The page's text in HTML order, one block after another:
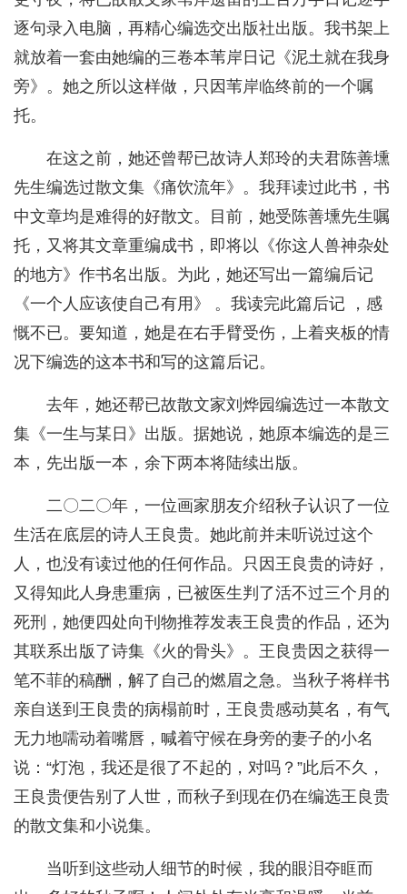
逐句录入电脑，再精心编选交出版社出版。我书架上
就放着一套由她编的三卷本苇岸日记《泥土就在我身
旁》。她之所以这样做，只因苇岸临终前的一个嘱
托。
在这之前，她还曾帮已故诗人郑玲的夫君陈善壎
先生编选过散文集《痛饮流年》。我拜读过此书，书
中文章均是难得的好散文。目前，她受陈善壎先生嘱
托，又将其文章重编成书，即将以《你这人兽神杂处
的地方》作书名出版。为此，她还写出一篇编后记
《一个人应该使自己有用》 。我读完此篇后记 ，感
慨不已。要知道，她是在右手臂受伤，上着夹板的情
况下编选的这本书和写的这篇后记。
去年，她还帮已故散文家刘烨园编选过一本散文
集《一生与某日》出版。据她说，她原本编选的是三
本，先出版一本，余下两本将陆续出版。
二〇二〇年，一位画家朋友介绍秋子认识了一位
生活在底层的诗人王良贵。她此前并未听说过这个
人，也没有读过他的任何作品。只因王良贵的诗好，
又得知此人身患重病，已被医生判了活不过三个月的
死刑，她便四处向刊物推荐发表王良贵的作品，还为
其联系出版了诗集《火的骨头》。王良贵因之获得一
笔不菲的稿酬，解了自己的燃眉之急。当秋子将样书
亲自送到王良贵的病榻前时，王良贵感动莫名，有气
无力地嚅动着嘴唇，喊着守候在身旁的妻子的小名
说：“灯泡，我还是很了不起的，对吗？”此后不久，
王良贵便告别了人世，而秋子到现在仍在编选王良贵
的散文集和小说集。
当听到这些动人细节的时候，我的眼泪夺眶而